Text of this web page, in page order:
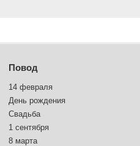
Повод
14 февраля
День рождения
Свадьба
1 сентября
8 марта